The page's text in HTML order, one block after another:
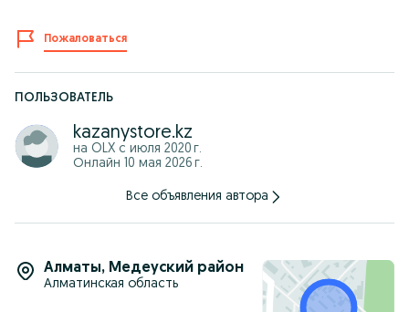
Пожаловаться
ПОЛЬЗОВАТЕЛЬ
kazanystore.kz
на OLX с июля 2020 г.
Онлайн 10 мая 2026 г.
Все объявления автора
Алматы, Медеуский район
Алматинская область